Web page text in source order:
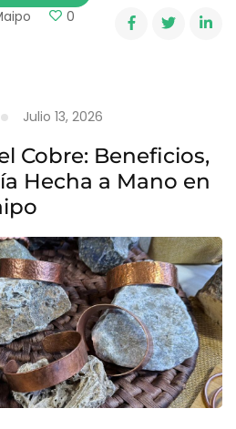
0
Julio 13, 2026
Cobre: Beneficios,
Hecha a Mano en